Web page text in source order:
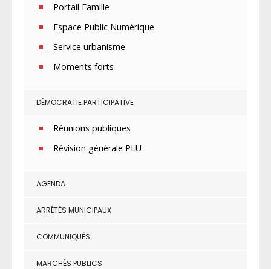
Portail Famille
Espace Public Numérique
Service urbanisme
Moments forts
DÉMOCRATIE PARTICIPATIVE
Réunions publiques
Révision générale PLU
AGENDA
ARRÊTÉS MUNICIPAUX
COMMUNIQUÉS
MARCHÉS PUBLICS